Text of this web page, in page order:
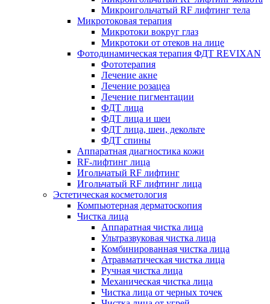
Микроигольчатый RF лифтинг тела
Микротоковая терапия
Микротоки вокруг глаз
Микротоки от отеков на лице
Фотодинамическая терапия ФДТ REVIXAN
Фототерапия
Лечение акне
Лечение розацеа
Лечение пигментации
ФДТ лица
ФДТ лица и шеи
ФДТ лица, шеи, декольте
ФДТ спины
Аппаратная диагностика кожи
RF-лифтинг лица
Игольчатый RF лифтинг
Игольчатый RF лифтинг лица
Эстетическая косметология
Компьютерная дерматоскопия
Чистка лица
Аппаратная чистка лица
Ультразвуковая чистка лица
Комбинированная чистка лица
Атравматическая чистка лица
Ручная чистка лица
Механическая чистка лица
Чистка лица от черных точек